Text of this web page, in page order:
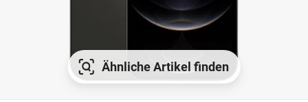
Ähnliche Artikel finden